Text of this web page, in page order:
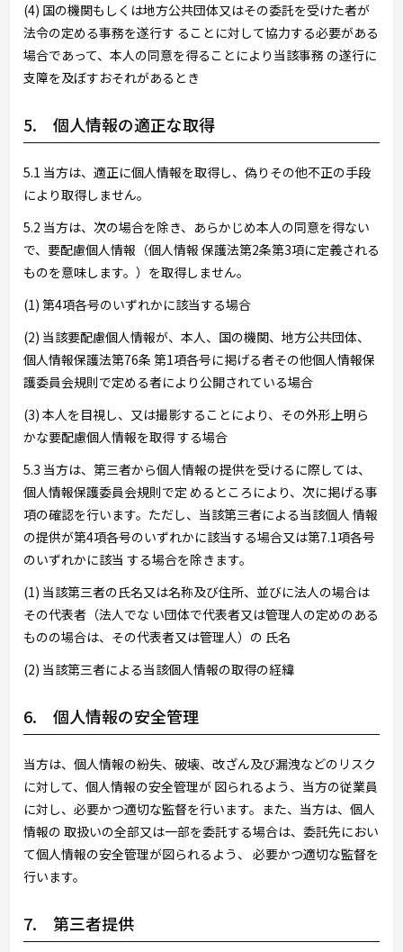
(4) 国の機関もしくは地方公共団体又はその委託を受けた者が
法令の定める事務を遂行す ることに対して協力する必要がある
場合であって、本人の同意を得ることにより当該事務 の遂行に
支障を及ぼすおそれがあるとき
5. 個人情報の適正な取得
5.1 当方は、適正に個人情報を取得し、偽りその他不正の手段
により取得しません。
5.2 当方は、次の場合を除き、あらかじめ本人の同意を得ない
で、要配慮個人情報（個人情報 保護法第2条第3項に定義される
ものを意味します。）を取得しません。
(1) 第4項各号のいずれかに該当する場合
(2) 当該要配慮個人情報が、本人、国の機関、地方公共団体、
個人情報保護法第76条 第1項各号に掲げる者その他個人情報保
護委員会規則で定める者により公開されている場合
(3) 本人を目視し、又は撮影することにより、その外形上明ら
かな要配慮個人情報を取得 する場合
5.3 当方は、第三者から個人情報の提供を受けるに際しては、
個人情報保護委員会規則で定 めるところにより、次に掲げる事
項の確認を行います。ただし、当該第三者による当該個人 情報
の提供が第4項各号のいずれかに該当する場合又は第7.1項各号
のいずれかに該当 する場合を除きます。
(1) 当該第三者の氏名又は名称及び住所、並びに法人の場合は
その代表者（法人でな い団体で代表者又は管理人の定めのある
ものの場合は、その代表者又は管理人）の 氏名
(2) 当該第三者による当該個人情報の取得の経緯
6. 個人情報の安全管理
当方は、個人情報の紛失、破壊、改ざん及び漏洩などのリスク
に対して、個人情報の安全管理が 図られるよう、当方の従業員
に対し、必要かつ適切な監督を行います。また、当方は、個人
情報の 取扱いの全部又は一部を委託する場合は、委託先におい
て個人情報の安全管理が図られるよう、 必要かつ適切な監督を
行います。
7. 第三者提供